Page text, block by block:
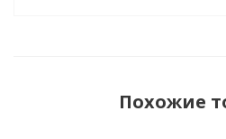
Похожие